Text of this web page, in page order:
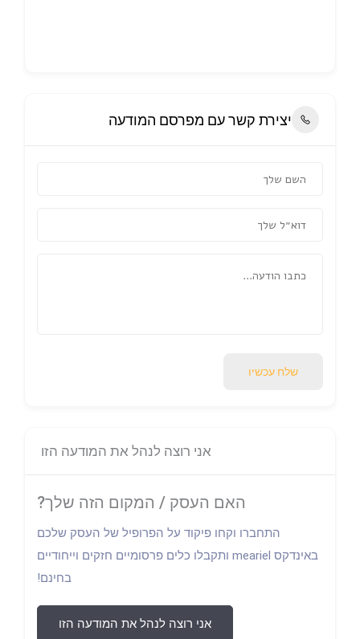
יצירת קשר עם מפרסם המודעה
שלח עכשיו
אני רוצה לנהל את המודעה הזו
האם העסק / המקום הזה שלך?
התחברו וקחו פיקוד על הפרופיל של העסק שלכם
באינדקס meariel ותקבלו כלים פרסומיים חזקים וייחודיים
בחינם!
אני רוצה לנהל את המודעה הזו